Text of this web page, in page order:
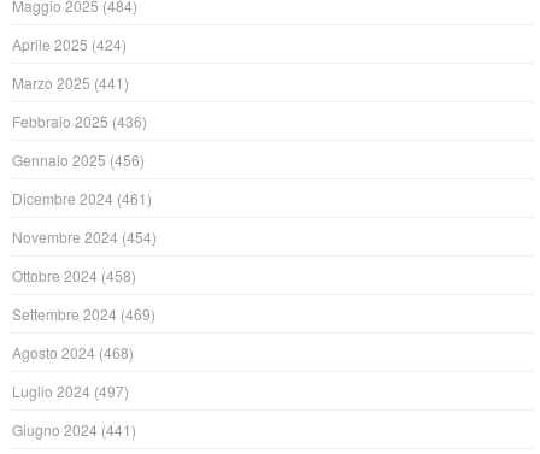
Maggio 2025 (484)
Aprile 2025 (424)
Marzo 2025 (441)
Febbraio 2025 (436)
Gennaio 2025 (456)
Dicembre 2024 (461)
Novembre 2024 (454)
Ottobre 2024 (458)
Settembre 2024 (469)
Agosto 2024 (468)
Luglio 2024 (497)
Giugno 2024 (441)